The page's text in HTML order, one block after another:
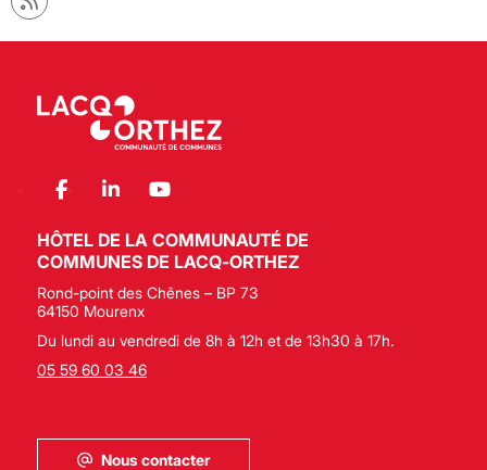
HÔTEL DE LA COMMUNAUTÉ DE
COMMUNES DE LACQ-ORTHEZ
Rond-point des Chênes – BP 73
64150 Mourenx
Du lundi au vendredi de 8h à 12h et de 13h30 à 17h.
05 59 60 03 46
Nous contacter